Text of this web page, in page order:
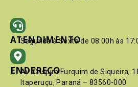
ATENDIMENTO
Segunda à Sexta de 08:00h às
ENDEREÇO
Av. Crispim Furquim de Siqueira,
Itaperuçu, Paraná – 83560-000